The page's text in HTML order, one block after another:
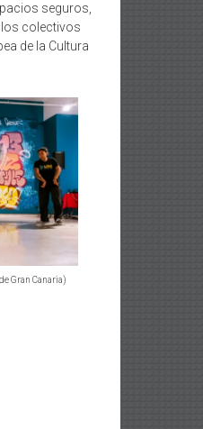
seguros,
los colectivos
de la Cultura
Gran Canaria)